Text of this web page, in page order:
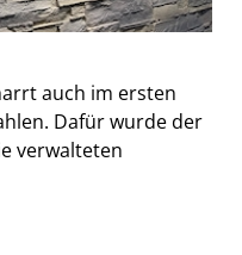
auch im ersten
Dafür wurde der
verwalteten